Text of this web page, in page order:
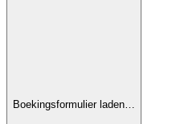
Boekingsformulier laden…